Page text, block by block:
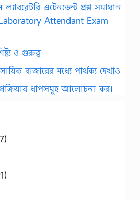
এটেনডেন্ট প্রশ্ন সমাধান
Attendant Exam
ও গুরুত্ব
বাজারের মধ্যে পার্থক্য দেখাও
প্রক্রিয়ার ধাপসমূহ আলোচনা কর।